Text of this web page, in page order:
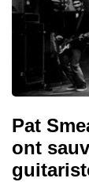
Pat
ont